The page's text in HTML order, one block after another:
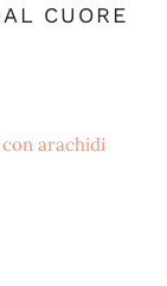
CUORE